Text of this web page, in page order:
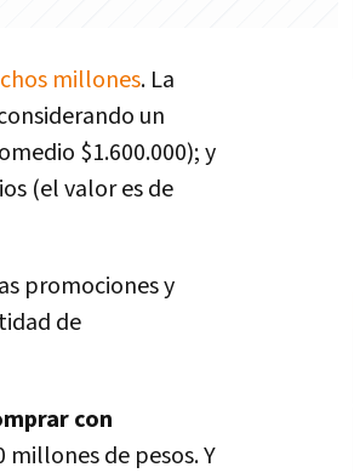
millones. La
un
$1.600.000); y
(el valor es de
promociones y
de
con
millones de pesos. Y